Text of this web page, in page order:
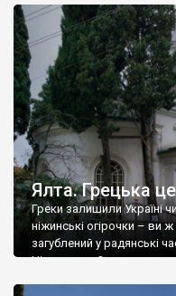
Ялта. Грецька
Греки залишили Україні
ніжинські огірочки – ви
загублений у радянські
Ніжин греки?